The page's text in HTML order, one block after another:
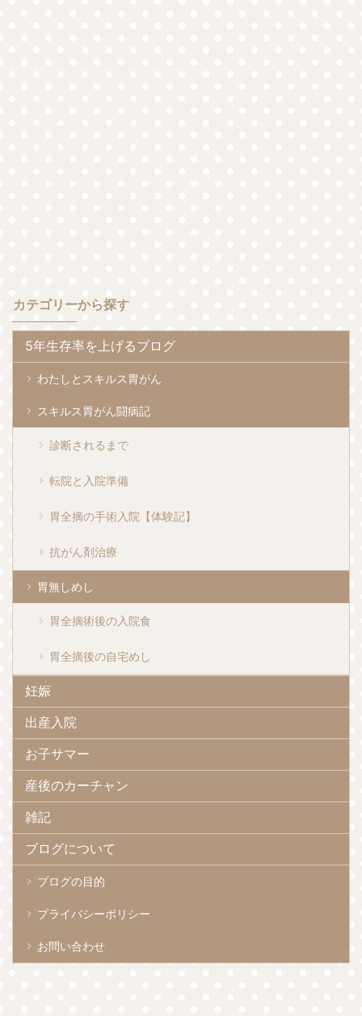
カテゴリーから探す
5年生存率を上げるブログ
わたしとスキルス胃がん
スキルス胃がん闘病記
診断されるまで
転院と入院準備
胃全摘の手術入院【体験記】
抗がん剤治療
胃無しめし
胃全摘術後の入院食
胃全摘後の自宅めし
妊娠
出産入院
お子サマー
産後のカーチャン
雑記
ブログについて
ブログの目的
プライバシーポリシー
お問い合わせ